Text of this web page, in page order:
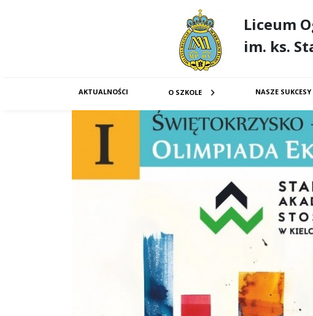
Liceum
im. ks.
AKTUALNOŚCI O SZKOLE NASZE SUKCESY